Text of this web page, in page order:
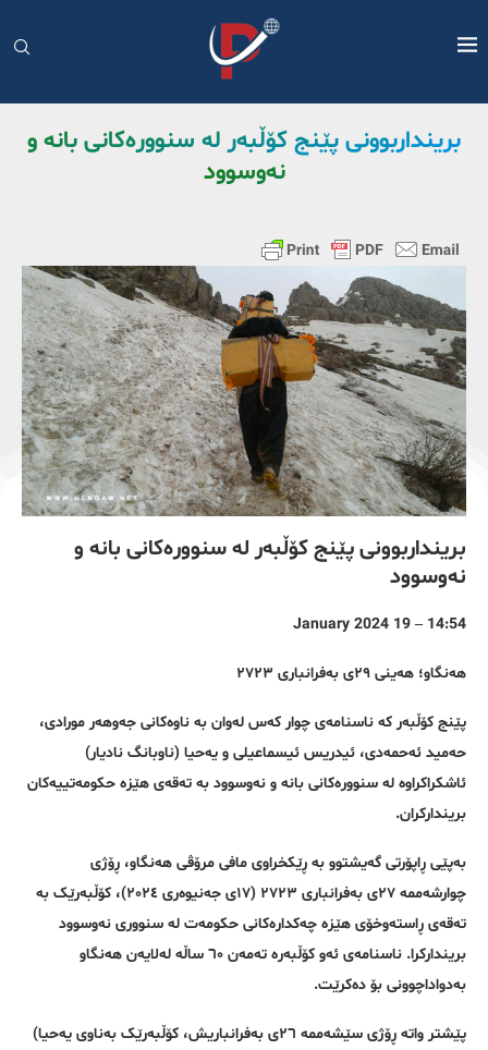
برینداربوونی پێنج کۆڵبەر لە سنوورەکانی بانە و
نەوسوود
برینداربوونی پێنج کۆڵبەر لە سنوورەکانی بانە و
نەوسوود
14:54 – 19 January 2024
هەنگاو؛ هەینی ٢٩ی بەفرانباری ٢٧٢٣
پێنج کۆڵبەر کە ناسنامەی چوار کەس لەوان بە ناوەکانی جەوهەر مورادی،
حەمید ئەحمەدی، ئیدریس ئیسماعیلی و یەحیا (ناوبانگ نادیار)
ئاشکراکراوە لە سنوورەکانی بانە و نەوسوود بە تەقەی هێزە حکومەتییەکان
بریندارکران.
بەپێی ڕاپۆرتی گەیشتوو بە ڕێکخراوی مافی مرۆڤی هەنگاو، ڕۆژی
چوارشەممە ٢٧ی بەفرانباری ٢٧٢٣ (١٧ی جەنیوەری ٢٠٢٤)، کۆڵبەرێک بە
تەقەی ڕاستەوخۆی هێزە چەکدارەکانی حکومەت لە سنووری نەوسوود
بریندارکرا. ناسنامەی ئەو کۆڵبەرە تەمەن ٦٠ ساڵە لەلایەن هەنگاو
بەدواداچوونی بۆ دەکرێت.
پێشتر واتە ڕۆژی سێشەممە ٢٦ی بەفرانباریش، کۆڵبەرێک بەناوی یەحیا)